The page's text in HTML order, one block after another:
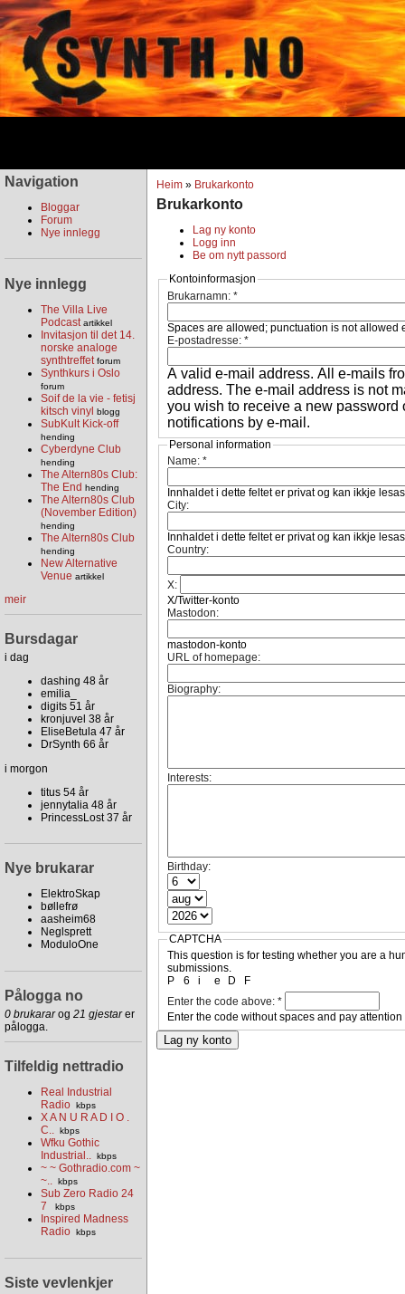
Navigation
Bloggar
Forum
Nye innlegg
Nye innlegg
The Villa Live
Podcastartikkel
Invitasjon til det 14.
norske analoge
synthtreffet forum
Synthkurs i Oslo
forum
Soif de la vie - fetisj
kitsch vinyl blogg
SubKult Kick-off
hending
Cyberdyne Club
hending
The Altern80s Club:
The End hending
The Altern80s Club
(November Edition)
hending
The Altern80s Club
hending
New Alternative
Venue artikkel
meir
Bursdagar
i dag
dashing 48 år
emilia_
digits 51 år
kronjuvel 38 år
EliseBetula 47 år
DrSynth 66 år
i morgon
titus 54 år
jennytalia 48 år
PrincessLost 37 år
Nye brukarar
ElektroSkap
bøllefrø
aasheim68
Neglsprett
ModuloOne
Pålogga no
0 brukararog 21 gjestarer
pålogga.
Tilfeldig nettradio
Real Industrial
Radio kbps
X A N U R A D I O .
C.. kbps
Wfku Gothic
Industrial.. kbps
~ ~ Gothradio.com ~
~.. kbps
Sub Zero Radio 24
7
kbps
Inspired Madness
Radio kbps
Siste vevlenkjer
Heim » Brukarkonto
Brukarkonto
Lag ny konto
Logg inn
Be om nytt passord
Kontoinformasjon
Brukarnamn:*
Spaces are allowed; punctuation is not allowed
E-postadresse:*
A valid e-mail address. All e-mails
address. The e-mail address is not
you wish to receive a new
notifications by e-mail.
Personal information
Name:*
Innhaldet i dette feltet er privat og kan ikkje
City:
Innhaldet i dette feltet er privat og kan ikkje
Country:
X:
X/Twitter-konto
Mastodon:
mastodon-konto
URL of homepage:
Biography:
Interests:
Birthday:
CAPTCHA
This question is for testing whether you are a
submissions.
6
P e
i F
D
Enter the code above:*
Enter the code without spaces and pay